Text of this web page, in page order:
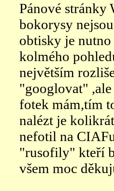
Pánové stránky
bokorysy
obtisky je
kolmého
největším
"googlovat" ,ale
fotek mám,tím
nalézt je
nefotil na
"rusofily" kteří
všem moc